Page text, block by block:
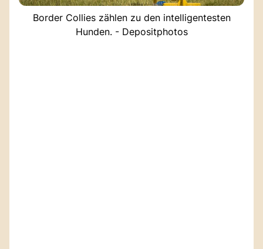
Border Collies zählen zu den intelligentesten
Hunden. - Depositphotos